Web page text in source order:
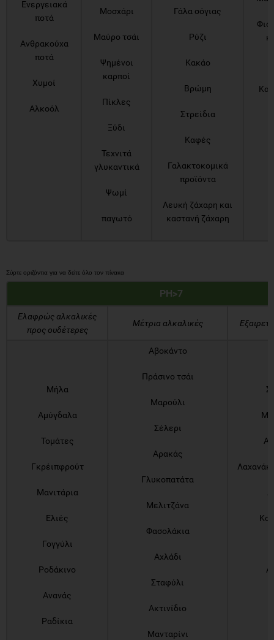
Ενεργειακά
ποτά
Ανθρακούχα
ποτά
Χυμοί
Αλκοόλ
Μοσχάρι
Μαύρο τσάι
Ψημένοι
καρποί
Πίκλες
Ξύδι
Τεχνιτά
γλυκαντικά
Ψωμί
παγωτό
Γάλα σόγιας
Ρύζι
Κακάο
Βρώμη
Στρείδια
Καφές
Γαλακτοκομικά
προϊόντα
Λευκή ζάχαρη και
καστανή ζάχαρη
PH>7
Ελαφρώς αλκαλικές
προς ουδέτερες
Μέτρια αλκαλικές
Μήλα
Αμύγδαλα
Τομάτες
Γκρέιπφρούτ
Μανιτάρια
Ελιές
Γογγύλι
Ροδάκινο
Ανανάς
Ραδίκια
Αβοκάντο
Πράσινο τσάι
Μαρούλι
Σέλερι
Αρακάς
Γλυκοπατάτα
Μελιτζάνα
Φασολάκια
Αχλάδι
Σταφύλι
Ακτινίδιο
Μανταρίνι